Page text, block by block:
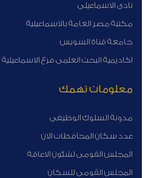
نادى الاسماعيلى
مكتبة مصر العامة بالاسماعيلية
جامعة قناة السويس
اكاديمية البحث العلمى فرع الاسماعيلية
معلومات تهمك
مدونة السلوك الوظيفى
عدد سكان المحافظات الان
المجلس القومى لشئون الاعاقة
المجلس القومى للسكان